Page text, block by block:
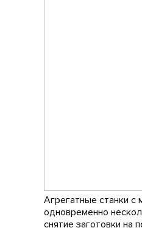
Агрегатные станки с
одновременно
снятие заготовки на